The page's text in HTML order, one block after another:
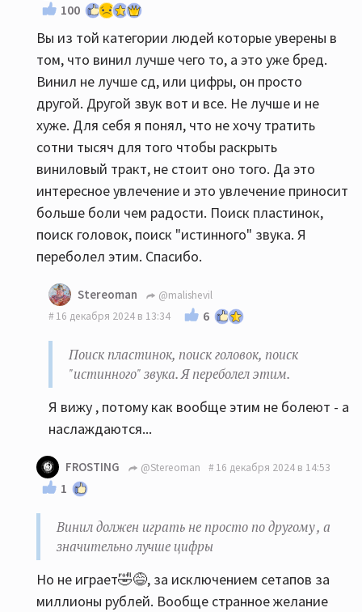
100
Вы из той категории людей которые уверены в
том, что винил лучше чего то, а это уже бред.
Винил не лучше сд, или цифры, он просто
другой. Другой звук вот и все. Не лучше и не
хуже. Для себя я понял, что не хочу тратить
сотни тысяч для того чтобы раскрыть
виниловый тракт, не стоит оно того. Да это
интересное увлечение и это увлечение приносит
больше боли чем радости. Поиск пластинок,
поиск головок, поиск "истинного" звука. Я
переболел этим. Спасибо.
Stereoman
@malishevil
16 декабря 2024 в 13:34
6
Поиск пластинок, поиск головок, поиск
"истинного" звука. Я переболел этим.
Я вижу , потому как вообще этим не болеют - а
наслаждаются...
FROSTING @Stereoman 16 декабря 2024 в 14:53
1
Винил должен играть не просто по другому , а
значительно лучше цифры
Но не играет🤣😅, за исключением сетапов за
миллионы рублей. Вообще странное желание